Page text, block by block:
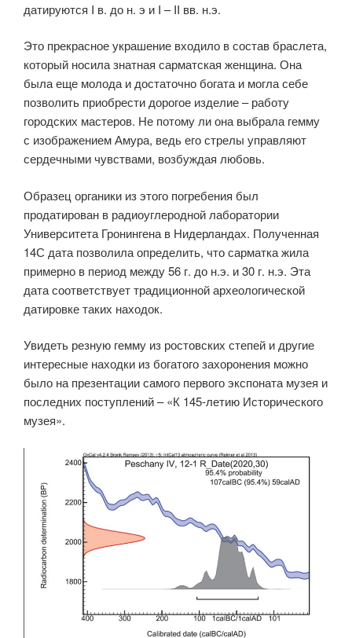
датируются I в. до н. э и I – II вв. н.э.
Это прекрасное украшение входило в состав браслета,
который носила знатная сарматская женщина. Она
была еще молода и достаточно богата и могла себе
позволить приобрести дорогое изделие – работу
городских мастеров. Не потому ли она выбрала гемму
с изображением Амура, ведь его стрелы управляют
сердечными чувствами, возбуждая любовь.
Образец органики из этого погребения был
продатирован в радиоуглеродной лаборатории
Университета Гронингена в Нидерландах. Полученная
14С дата позволила определить, что сарматка жила
примерно в период между 56 г. до н.э. и 30 г. н.э. Эта
дата соответствует традиционной археологической
датировке таких находок.
Увидеть резную гемму из ростовских степей и другие
интересные находки из богатого захоронения можно
было на презентации самого первого экспоната музея и
последних поступлений – «К 145-летию Исторического
музея».